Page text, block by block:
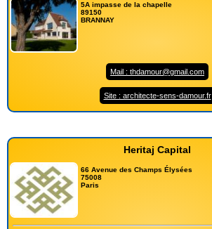
5A impasse de la chapelle
89150
BRANNAY
Mail : thdamour@gmail.com
Site : architecte-sens-damour.fr
Heritaj Capital
66 Avenue des Champs Élysées
75008
Paris